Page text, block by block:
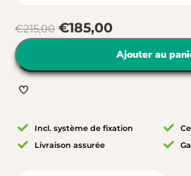
€215,00 €185,00
Ajouter au
Incl. système de fixation
Livraison assurée